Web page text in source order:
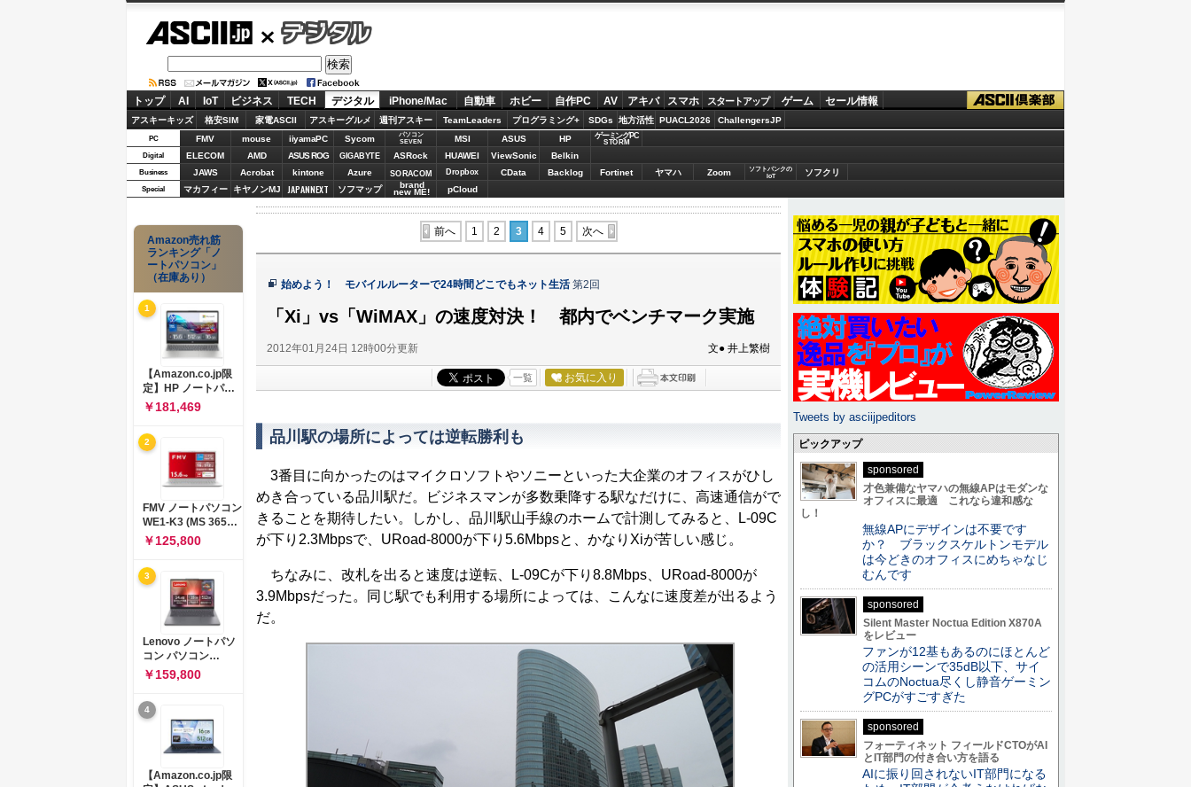
デジタル
トップ AI IoT ビジネス TECH デジタル iPhone/Mac 自動車 ホビー 自作PC AV アキバ スマホ スタートアップ ゲーム セール情報
アスキーキッズ 格安SIM 家電ASCII アスキーグルメ 週刊アスキー TeamLeaders プログラミング+ SDGs 地方活性 PUACL2026 ChallengersJP
PC FMV mouse iiyamaPC Sycom
パソコン
SEVEN
MSI ASUS HP ゲーミングPC
STORM
Digital ELECOM AMD ASUS ROG GIGABYTE ASRock HUAWEI ViewSonic Belkin
Business JAWS Acrobat kintone Azure SORACOM Dropbox CData Backlog Fortinet ヤマハ Zoom
ソフトバンクの
IoT
ソフクリ
Special マカフィー キヤノンMJ JAPANNEXT ソフマップ brand
new ME! pCloud
前へ 1 2 3 4 5 次へ
始めよう！ モバイルルーターで24時間どこでもネット生活 第2回
「Xi」vs「WiMAX」の速度対決！ 都内でベンチマーク実施
2012年01月24日 12時00分更新 文● 井上繁樹
一覧 お気に入り
品川駅の場所によっては逆転勝利も
3番目に向かったのはマイクロソフトやソニーといった大企業のオフィスがひし
めき合っている品川駅だ。ビジネスマンが多数乗降する駅なだけに、高速通信がで
きることを期待したい。しかし、品川駅山手線のホームで計測してみると、L-09C
が下り2.3Mbpsで、URoad-8000が下り5.6Mbpsと、かなりXiが苦しい感じ。
ちなみに、改札を出ると速度は逆転、L-09Cが下り8.8Mbps、URoad-8000が
3.9Mbpsだった。同じ駅でも利用する場所によっては、こんなに速度差が出るよう
だ。
Amazon売れ筋
ランキング「ノ
ートパソコン」
（在庫あり）
1
【Amazon.co.jp限
定】HP ノートパソ
コン 15-fd 15.6イン
チ インテル Core 5
120U メモリ16GB
SSD512GB
Windows 11
Microsoft Office
2024搭載 WPS
Office搭載 カメラシ
ャッター 指紋認証 薄
型 Copilotキー搭載
ナチュラルシルバー
￥181,469
2
FMV ノートパソコン
WE1-K3 (MS 365
Personal/Copilotキ
ー搭載/Win 11/15.6
型/Core
i5/16GB/SSD
512GB/ホワイト)
FMVWK3E15W_AZ
￥125,800
3
Lenovo ノートパソ
コン パソコン
IdeaPad Slim 3 14.0
インチ AMD
Ryzen™ 5 8640HS
メモリ16GB
SSD512GB
Microsoft 365 試用
版 Windows11 バッ
テリー駆動12.6時間
重量1.39kg ルナグレ
￥159,800
4
【Amazon.co.jp限
Tweets by asciijpeditors
ピックアップ
sponsored
才色兼備なヤマハの無線APはモダンな
オフィスに最適 これなら違和感な
し！
無線APにデザインは不要です
か？ ブラックスケルトンモデル
は今どきのオフィスにめちゃなじ
むんです
sponsored
Silent Master Noctua Edition X870A
をレビュー
ファンが12基もあるのにほとんど
の活用シーンで35dB以下、サイ
コムのNoctua尽くし静音ゲーミン
グPCがすごすぎた
sponsored
フォーティネット フィールドCTOがAI
とIT部門の付き合い方を語る
AIに振り回されないIT部門になる